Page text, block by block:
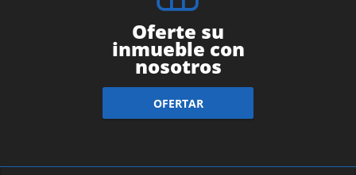
Oferte su
inmueble con
nosotros
OFERTAR